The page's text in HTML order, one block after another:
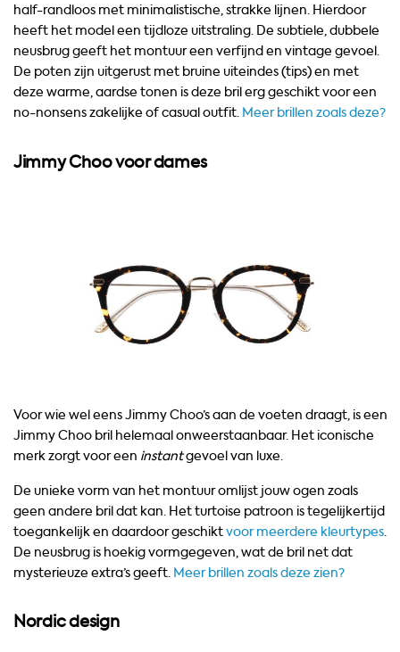
half-randloos met minimalistische, strakke lijnen. Hierdoor
heeft het model een tijdloze uitstraling. De subtiele, dubbele
neusbrug geeft het montuur een verfijnd en vintage gevoel.
De poten zijn uitgerust met bruine uiteindes (tips) en met
deze warme, aardse tonen is deze bril erg geschikt voor een
no-nonsens zakelijke of casual outfit. Meer brillen zoals deze?
Jimmy Choo voor dames
Voor wie wel eens Jimmy Choo’s aan de voeten draagt, is een
Jimmy Choo bril helemaal onweerstaanbaar. Het iconische
merk zorgt voor een instantgevoel van luxe.
De unieke vorm van het montuur omlijst jouw ogen zoals
geen andere bril dat kan. Het turtoise patroon is tegelijkertijd
toegankelijk en daardoor geschiktvoor meerdere kleurtypes.
De neusbrug is hoekig vormgegeven, wat de bril net dat
mysterieuze extra’s geeft. Meer brillen zoals deze zien?
Nordic design